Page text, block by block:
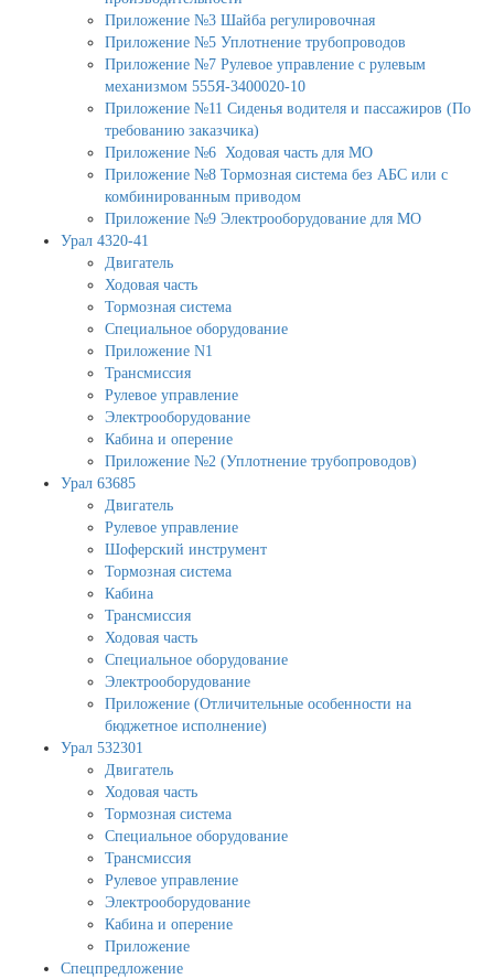
Приложение №3 Шайба регулировочная
Приложение №5 Уплотнение трубопроводов
Приложение №7 Рулевое управление с рулевым
механизмом 555Я-3400020-10
Приложение №11 Сиденья водителя и пассажиров (По
требованию заказчика)
Приложение №6 Ходовая часть для МО
Приложение №8 Тормозная система без АБС или с
комбинированным приводом
Приложение №9 Электрооборудование для МО
Урал 4320-41
Двигатель
Ходовая часть
Тормозная система
Специальное оборудование
Приложение N1
Трансмиссия
Рулевое управление
Электрооборудование
Кабина и оперение
Приложение №2 (Уплотнение трубопроводов)
Урал 63685
Двигатель
Рулевое управление
Шоферский инструмент
Тормозная система
Кабина
Трансмиссия
Ходовая часть
Специальное оборудование
Электрооборудование
Приложение (Отличительные особенности на
бюджетное исполнение)
Урал 532301
Двигатель
Ходовая часть
Тормозная система
Специальное оборудование
Трансмиссия
Рулевое управление
Электрооборудование
Кабина и оперение
Приложение
Спецпредложение